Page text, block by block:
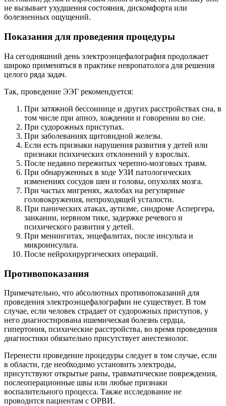
не вызывает ухудшения состояния, дискомфорта или
болезненных ощущений.
Показания для проведения процедуры
На сегодняшний день электроэнцефалография продолжает
широко применяться в практике невропатолога для решения
целого ряда задач.
Так, проведение ЭЭГ рекомендуется:
При затяжной бессоннице и других расстройствах сна, в
том числе при апноэ, хождении и говорении во сне.
При судорожных приступах.
При заболеваниях щитовидной железы.
Если есть признаки нарушения развития у детей или
признаки психических отклонений у взрослых.
После недавно пережитых черепно-мозговых травм.
При обнаруженных в ходе УЗИ патологических
изменениях сосудов шеи и головы, опухолях мозга.
При частых мигренях, жалобах на регулярные
головокружения, непроходящей усталости.
При панических атаках, аутизме, синдроме Аспергера,
заикании, нервном тике, задержке речевого и
психического развития у детей.
При менингитах, энцефалитах, после инсульта и
микроинсульта.
После нейрохирургических операций.
Противопоказания
Примечательно, что абсолютных противопоказаний для
проведения электроэнцефалографии не существует. В том
случае, если человек страдает от судорожных приступов, у
него диагностирована ишемическая болезнь сердца,
гипертония, психические расстройства, во время проведения
диагностики обязательно присутствует анестезиолог.
Перенести проведение процедуры следует в том случае, если
в области, где необходимо установить электроды,
присутствуют открытые раны, травматические повреждения,
послеоперационные швы или любые признаки
воспалительного процесса. Также исследование не
проводится пациентам с ОРВИ.